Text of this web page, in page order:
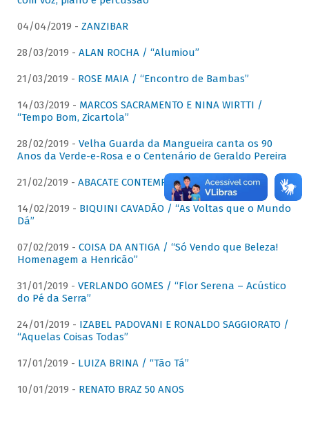
04/04/2019 - ZANZIBAR
28/03/2019 - ALAN ROCHA / “Alumiou”
21/03/2019 - ROSE MAIA / “Encontro de Bambas”
14/03/2019 - MARCOS SACRAMENTO E NINA WIRTTI /
“Tempo Bom, Zicartola”
28/02/2019 - Velha Guarda da Mangueira canta os 90
Anos da Verde-e-Rosa e o Centenário de Geraldo Pereira
21/02/2019 - ABACATE CONTEMPORÂNEO
14/02/2019 - BIQUINI CAVADÃO / “As Voltas que o Mundo
Dá”
07/02/2019 - COISA DA ANTIGA / “Só Vendo que Beleza!
Homenagem a Henricão”
31/01/2019 - VERLANDO GOMES / “Flor Serena – Acústico
do Pé da Serra”
24/01/2019 - IZABEL PADOVANI E RONALDO SAGGIORATO /
“Aquelas Coisas Todas”
17/01/2019 - LUIZA BRINA / “Tão Tá”
10/01/2019 - RENATO BRAZ 50 ANOS